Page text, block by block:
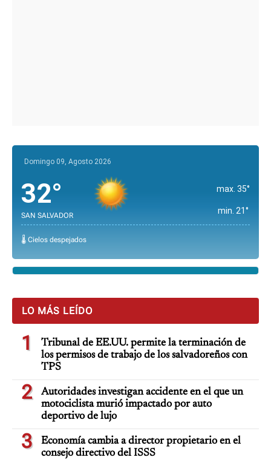
Domingo 09, Agosto 2026
32°
SAN SALVADOR
max. 35°
min. 21°
🌡️ Cielos despejados
LO MÁS LEÍDO
1
Tribunal de EE.UU. permite la terminación de
los permisos de trabajo de los salvadoreños con
TPS
2
Autoridades investigan accidente en el que un
motociclista murió impactado por auto
deportivo de lujo
3
Economía cambia a director propietario en el
consejo directivo del ISSS